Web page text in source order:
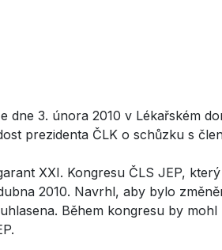
dne 3. února 2010 v Lékařském
prezidenta ČLK o schůzku s
XXI. Kongresu ČLS JEP,
2010. Navrhl, aby bylo
Během kongresu by